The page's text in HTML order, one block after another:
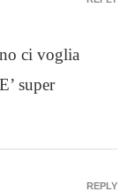
ci voglia
super
REPLY